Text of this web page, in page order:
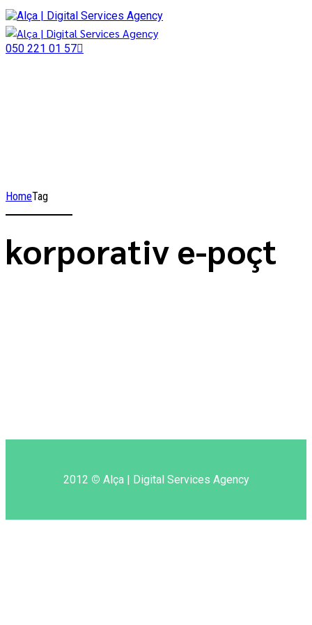
050 221 01 57
HomeTag
korporativ e-poçt
2012 © Alça | Digital Services Agency